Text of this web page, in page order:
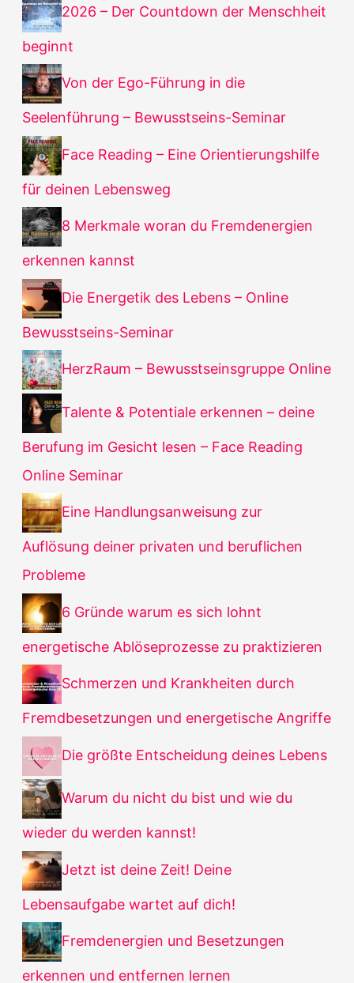
2026 – Der Countdown der Menschheit
beginnt
Von der Ego-Führung in die
Seelenführung – Bewusstseins-Seminar
Face Reading – Eine Orientierungshilfe
für deinen Lebensweg
8 Merkmale woran du Fremdenergien
erkennen kannst
Die Energetik des Lebens – Online
Bewusstseins-Seminar
HerzRaum – Bewusstseinsgruppe Online
Talente & Potentiale erkennen – deine
Berufung im Gesicht lesen – Face Reading
Online Seminar
Eine Handlungsanweisung zur
Auflösung deiner privaten und beruflichen
Probleme
6 Gründe warum es sich lohnt
energetische Ablöseprozesse zu praktizieren
Schmerzen und Krankheiten durch
Fremdbesetzungen und energetische Angriffe
Die größte Entscheidung deines Lebens
Warum du nicht du bist und wie du
wieder du werden kannst!
Jetzt ist deine Zeit! Deine
Lebensaufgabe wartet auf dich!
Fremdenergien und Besetzungen
erkennen und entfernen lernen